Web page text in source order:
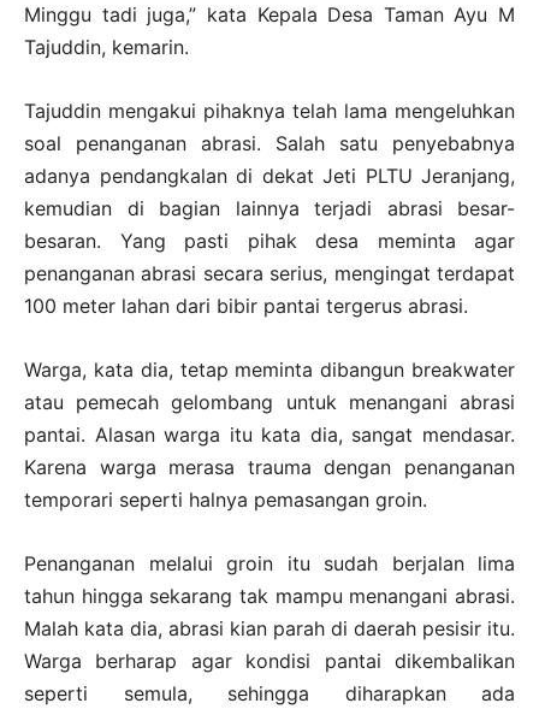
Minggu tadi juga,” kata Kepala Desa Taman Ayu M
Tajuddin, kemarin.
Tajuddin mengakui pihaknya telah lama mengeluhkan
soal penanganan abrasi. Salah satu penyebabnya
adanya pendangkalan di dekat Jeti PLTU Jeranjang,
kemudian di bagian lainnya terjadi abrasi besar-
besaran. Yang pasti pihak desa meminta agar
penanganan abrasi secara serius, mengingat terdapat
100 meter lahan dari bibir pantai tergerus abrasi.
Warga, kata dia, tetap meminta dibangun breakwater
atau pemecah gelombang untuk menangani abrasi
pantai. Alasan warga itu kata dia, sangat mendasar.
Karena warga merasa trauma dengan penanganan
temporari seperti halnya pemasangan groin.
Penanganan melalui groin itu sudah berjalan lima
tahun hingga sekarang tak mampu menangani abrasi.
Malah kata dia, abrasi kian parah di daerah pesisir itu.
Warga berharap agar kondisi pantai dikembalikan
seperti semula, sehingga diharapkan ada